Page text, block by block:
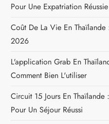
Pour Une Expatriation Réussie
Coût De La Vie En
2026
L'application Grab En
Comment Bien L'utiliser
Circuit 15 Jours En
Pour Un Séjour Réussi